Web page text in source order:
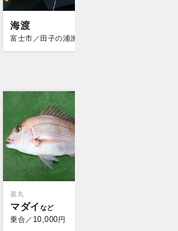
海渡
富士市／田子の浦漁港
嘉丸
マダイ
乗合／ 10,000 円